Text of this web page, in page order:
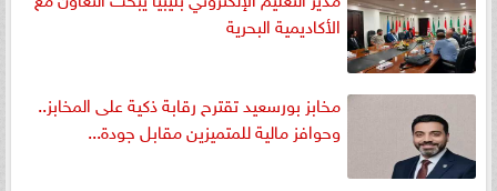
الأكاديمية البحرية
مخابز بورسعيد تقترح رقابة ذكية على المخابز..
وحوافز مالية للمتميزين مقابل جودة...